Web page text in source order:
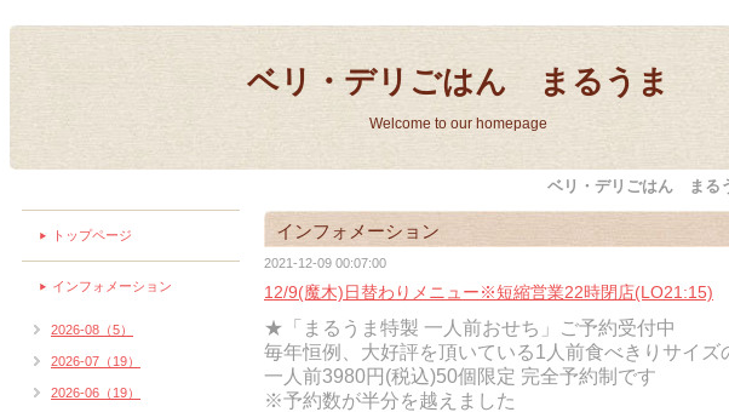
ベリ・デリごはん まるうま
Welcome to our homepage
ベリ・デリごはん まる
インフォメーション
2021-12-09 00:07:00
12/9(魔木)日替わりメニュー※短縮営業22時閉店(LO21:15)
★「まるうま特製 一人前おせち」ご予約受付中
毎年恒例、大好評を頂いている1人前食べきりサイズ
一人前3980円(税込)50個限定 完全予約制です
※予約数が半分を越えました
トップページ
インフォメーション
2026-08（5）
2026-07（19）
2026-06（19）